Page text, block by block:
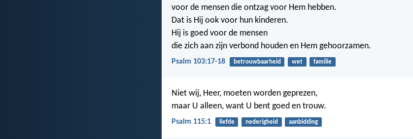
voor de mensen die ontzag voor Hem hebben.
Dat is Hij ook voor hun kinderen.
Hij is goed voor de mensen
die zich aan zijn verbond houden en Hem gehoorzamen.
Psalm 103:17-18 betrouwbaarheid wet familie
Niet wij, Heer, moeten worden geprezen,
maar U alleen, want U bent goed en trouw.
Psalm 115:1 liefde nederigheid aanbidding